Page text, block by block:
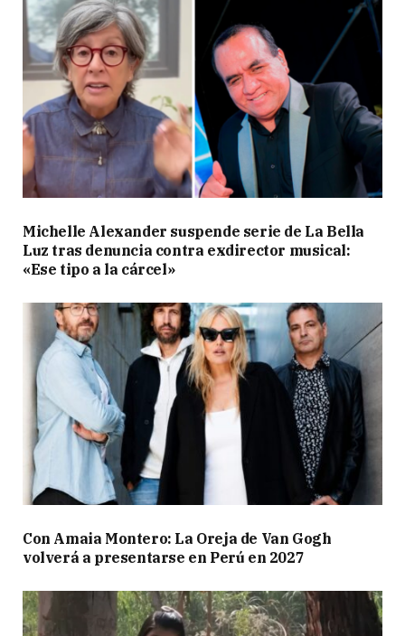
Michelle Alexander suspende serie de La Bella
Luz tras denuncia contra exdirector musical:
«Ese tipo a la cárcel»
Con Amaia Montero: La Oreja de Van Gogh
volverá a presentarse en Perú en 2027